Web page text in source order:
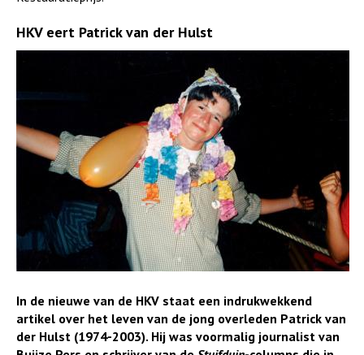
HKV eert Patrick van der Hulst
In de nieuwe van de HKV staat een indrukwekkend
artikel over het leven van de jong overleden Patrick van
der Hulst (1974-2003). Hij was voormalig journalist van